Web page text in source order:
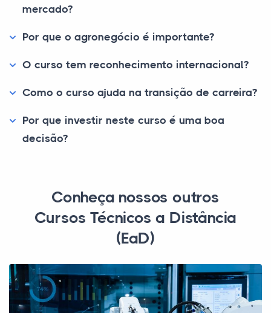
mercado?
Por que o agronegócio é importante?
O curso tem reconhecimento internacional?
Como o curso ajuda na transição de carreira?
Por que investir neste curso é uma boa
decisão?
Conheça nossos outros
Cursos Técnicos a Distância
(EaD)